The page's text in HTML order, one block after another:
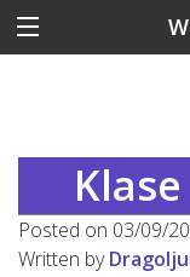
Posted on 03/09/
Written by